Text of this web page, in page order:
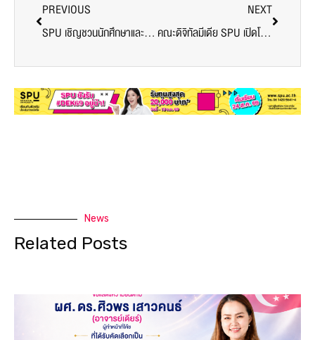
PREVIOUS
SPU เชิญชวนนักศึกษาและศิษย์เก่า เปิดมุมมองระดับโลก สู่ประสบการณ์การเรียนรู้ที่ดานัง เวียดนาม ร่วมกับ FPT University
NEXT
คณะดิจิทัลมีเดีย SPU เปิดโลกทัศน์! Experimental Learning พานักศึกษาชมภาพยนตร์ Demon Slayer และ Bad Guys 2
News
Related Posts